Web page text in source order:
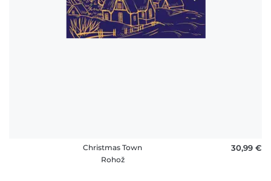
Christmas Town
Rohož
30,99 €